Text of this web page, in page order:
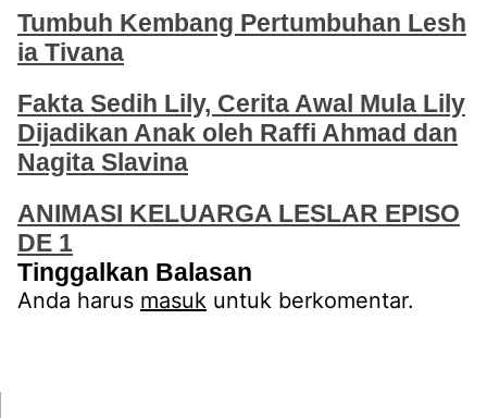
Tumbuh Kembang Pertumbuhan Lesh
ia Tivana
Fakta Sedih Lily, Cerita Awal Mula Lily
Dijadikan Anak oleh Raffi Ahmad dan
Nagita Slavina
ANIMASI KELUARGA LESLAR EPISO
DE 1
Tinggalkan Balasan
Anda harus masuk untuk berkomentar.